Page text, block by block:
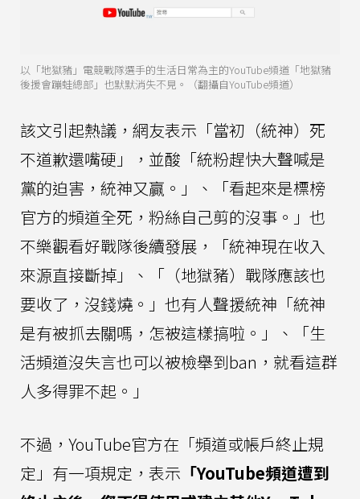
以「地獄豬」電競戰隊選手的生活日常為主的YouTube頻道「地獄豬
後援會蹦蛙總部」也默默消失不見。（翻攝自YouTube頻道）
該文引起熱議，網友表示「當初（統神）死
不道歉還嘴硬」，並酸「統粉趕快大聲喊是
黨的迫害，統神又贏。」、「看起來是標榜
官方的頻道全死，粉絲自己剪的沒事。」也
不樂觀看好戰隊後續發展，「統神現在收入
來源直接斷掉」、「（地獄豬）戰隊應該也
要收了，沒錢燒。」也有人聲援統神「統神
是有被抓去關嗎，怎被這樣搞啦。」、「生
活頻道沒失言也可以被檢舉到ban，就看這群
人多得罪不起。」
不過，YouTube官方在「頻道或帳戶終止規
定」有一項規定，表示 「YouTube頻道遭到